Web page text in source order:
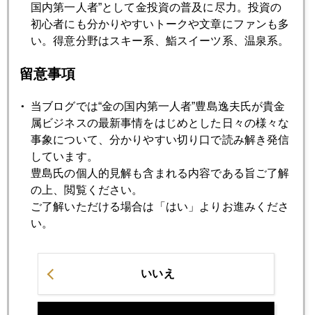
2018年01月24日
「火消し発言」後に円急騰、根強い日銀出口観測
国際金市場で今年は注目される日銀
2018年01月22日
結婚するならジャスダック銘柄、そのココロは？
2018年01月19日
ビットコイン暴落
国内第一人者”として金投資の普及に尽力。投資の
初心者にも分かりやすいトークや文章にファンも多
い。得意分野はスキー系、鮨スイーツ系、温泉系。
留意事項
当ブログでは“金の国内第一人者”豊島逸夫氏が貴金
属ビジネスの最新事情をはじめとした日々の様々な
事象について、分かりやすい切り口で読み解き発信
しています。
豊島氏の個人的見解も含まれる内容である旨ご了解
の上、閲覧ください。
ご了解いただける場合は「はい」よりお進みくださ
い。
いいえ